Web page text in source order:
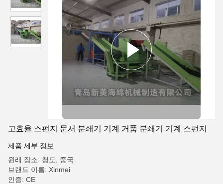
고효율 스펀지 문서 분쇄기 기계 거품 분쇄기 기계 스펀지
제품 세부 정보
원래 장소: 청도, 중국
브랜드 이름: Xinmei
인증: CE